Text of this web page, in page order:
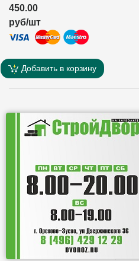
450.00
руб/шт
Добавить в корзину